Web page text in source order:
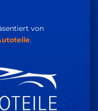
von
.